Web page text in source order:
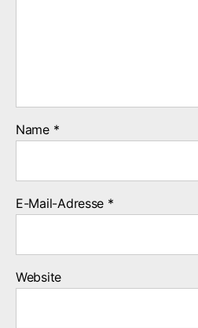
Name *
E-Mail-Adresse *
Website